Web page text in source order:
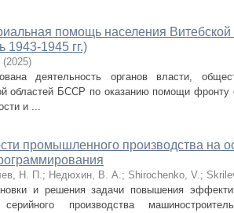
помощь населения Витебской
1945 гг.)
(2025)
деятельность органов власти,
областей БССР по оказанию помощи фронту
и ...
промышленного производства на
Н. П.; Недюхин, В. А.; Shirochenko, V.;
и решения задачи повышения
серийного производства